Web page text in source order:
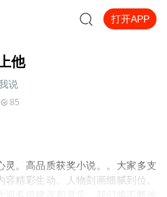
打开APP
他
说
85
灵。高品质获奖小说。。大家多支
精彩生动。人物刻画细腻到位。